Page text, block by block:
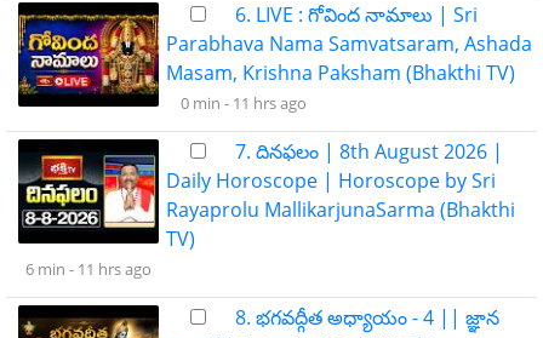
6. LIVE : గోవింద నామాలు | Sri
Parabhava Nama Samvatsaram, Ashada
Masam, Krishna Paksham (Bhakthi TV)
0 min - 11 hrs ago
7. దినఫలం | 8th August 2026 |
Daily Horoscope | Horoscope by Sri
Rayaprolu MallikarjunaSarma (Bhakthi
TV)
6 min - 11 hrs ago
8. భగవద్గీత అధ్యాయం - 4 || జ్ఞాన